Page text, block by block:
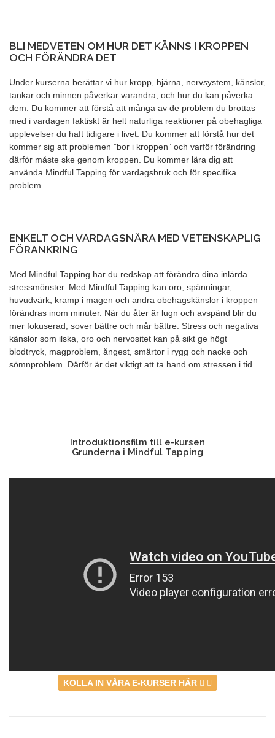
BLI MEDVETEN OM HUR DET KÄNNS I KROPPEN
OCH FÖRÄNDRA DET
Under kurserna berättar vi hur kropp, hjärna, nervsystem, känslor,
tankar och minnen påverkar varandra, och hur du kan påverka
dem. Du kommer att förstå att många av de problem du brottas
med i vardagen faktiskt är helt naturliga reaktioner på obehagliga
upplevelser du haft tidigare i livet. Du kommer att förstå hur det
kommer sig att problemen ”bor i kroppen” och varför förändring
därför måste ske genom kroppen. Du kommer lära dig att
använda Mindful Tapping för vardagsbruk och för specifika
problem.
ENKELT OCH VARDAGSNÄRA MED VETENSKAPLIG
FÖRANKRING
Med Mindful Tapping har du redskap att förändra dina inlärda
stressmönster. Med Mindful Tapping kan oro, spänningar,
huvudvärk, kramp i magen och andra obehagskänslor i kroppen
förändras inom minuter. När du åter är lugn och avspänd blir du
mer fokuserad, sover bättre och mår bättre. Stress och negativa
känslor som ilska, oro och nervositet kan på sikt ge högt
blodtryck, magproblem, ångest, smärtor i rygg och nacke och
sömnproblem. Därför är det viktigt att ta hand om stressen i tid.
Introduktionsfilm till e-kursen
Grunderna i Mindful Tapping
KOLLA IN VÅRA E-KURSER HÄR